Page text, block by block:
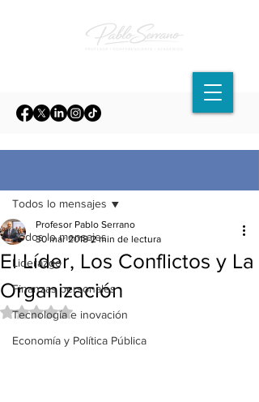
Todos lo mensajes
Liderazgo
Finanzas personales
Tecnología e inovación
Economía y Política Pública
Todos lo mensajes
El Líder, Los Conflictos y La
Organización
Profesor Pablo Serrano
30 mar 2018 2 min de lectura
Obtuvo NaN de 5 estrellas.